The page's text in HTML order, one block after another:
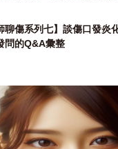
聊傷系列七】談傷口發炎
問的Q&A彙整